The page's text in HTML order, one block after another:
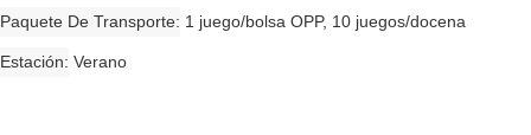
Paquete De Transporte 1 juego/bolsa OPP, 10 juegos/docena
Estación Verano